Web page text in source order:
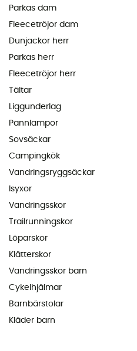
Parkas dam
Fleecetröjor dam
Dunjackor herr
Parkas herr
Fleecetröjor herr
Tältar
Liggunderlag
Pannlampor
Sovsäckar
Campingkök
Vandringsryggsäckar
Isyxor
Vandringsskor
Trailrunningskor
Löparskor
Klätterskor
Vandringsskor barn
Cykelhjälmar
Barnbärstolar
Kläder barn